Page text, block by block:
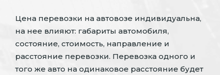
Цена перевозки на автовозе индивидуальна,
на нее влияют: габариты автомобиля,
состояние, стоимость, направление и
расстояние перевозки. Перевозка одного и
того же авто на одинаковое расстояние будет